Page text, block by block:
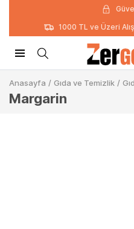
1000 TL ve Üzeri
Anasayfa / Gıda ve Temizlik /
Margarin